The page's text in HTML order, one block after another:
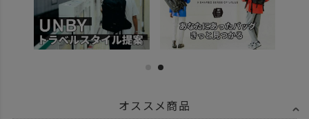
オススメ商品